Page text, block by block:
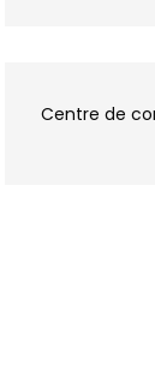
Centre de